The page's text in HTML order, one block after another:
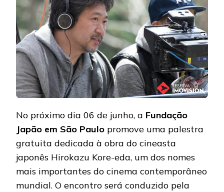
É
TEMA
DE
PALESTRA
GRATUITA
DA
FUNDAÇÃO
JAPÃO
EM
SÃO
PAULO
No próximo dia 06 de junho, a Fundação
Japão em São Paulo promove uma palestra
gratuita dedicada à obra do cineasta
japonês Hirokazu Kore-eda, um dos nomes
mais importantes do cinema contemporâneo
mundial. O encontro será conduzido pela